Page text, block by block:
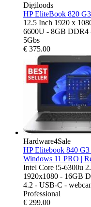
Digiloods
HP EliteBook 820
12.5 Inch 1920 x
6600U - 8GB DDR4
5Gbs
€ 375.00
Hardware4Sale
HP Elitebook 840
Windows 11 PRO |
Intel Core i5-6300u
1920x1080 - 16GB
4.2 - USB-C -
Professional
€ 299.00